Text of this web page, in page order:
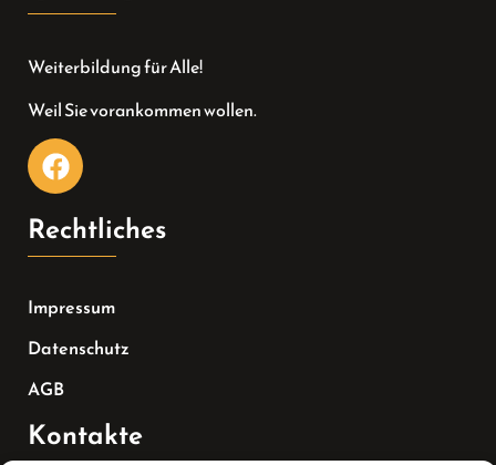
Weiterbildung für Alle!
Weil Sie vorankommen wollen.
Rechtliches
Impressum
Datenschutz
AGB
Kontakte